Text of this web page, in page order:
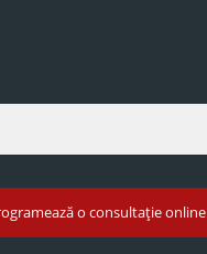
o consultație online